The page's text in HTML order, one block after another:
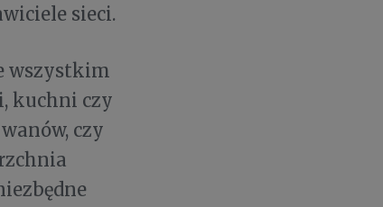
sieci.
wszystkim
kuchni czy
czy